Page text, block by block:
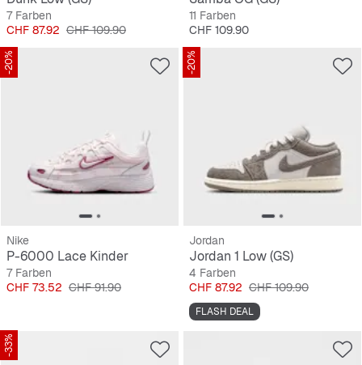
7 Farben
Preis
CHF 87.92 Originalpreis
CHF 109.90
11 Farben
Preis
CHF 109.90
-20%
Nike
P-6000 Lace Kinder
7 Farben
Preis
CHF 73.52 Originalpreis
CHF 91.90
-20%
Jordan
Jordan 1 Low (GS)
4 Farben
Preis
CHF 87.92 Originalpreis
CHF 109.90
FLASH DEAL
-33%